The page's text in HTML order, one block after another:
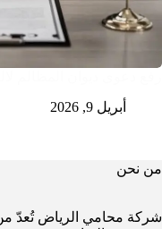
أبريل 9, 2026
من نحن
شركة محامي الرياض تُعدّ